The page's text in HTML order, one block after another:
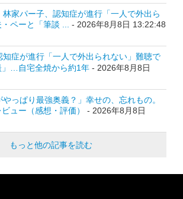
林家パー子、認知症が進行「一人で外出ら
ペーと「筆談 ... - 2026年8月8日 13:22:48
知症が進行「一人で外出られない」難聴で
」…自宅全焼から約1年 - 2026年8月8日
やっぱり最強奥義？」幸せの、忘れもの。
ュー（感想・評価）
- 2026年8月8日
もっと他の記事を読む